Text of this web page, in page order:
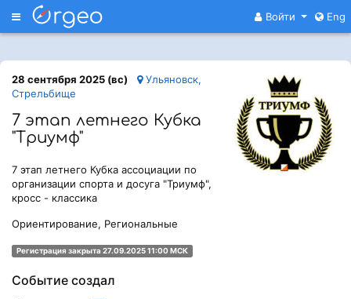
Меню Войти Eng
28 сентября 2025 (вс)
Ульяновск,
Стрельбище
7 этап летнего Кубка
"Триумф"
7 этап летнего Кубка ассоциации по
организации спорта и досуга "Триумф",
кросс - классика
Ориентирование, Региональные
Регистрация закрыта 27.09.2025 11:00 МСК
Событие создал